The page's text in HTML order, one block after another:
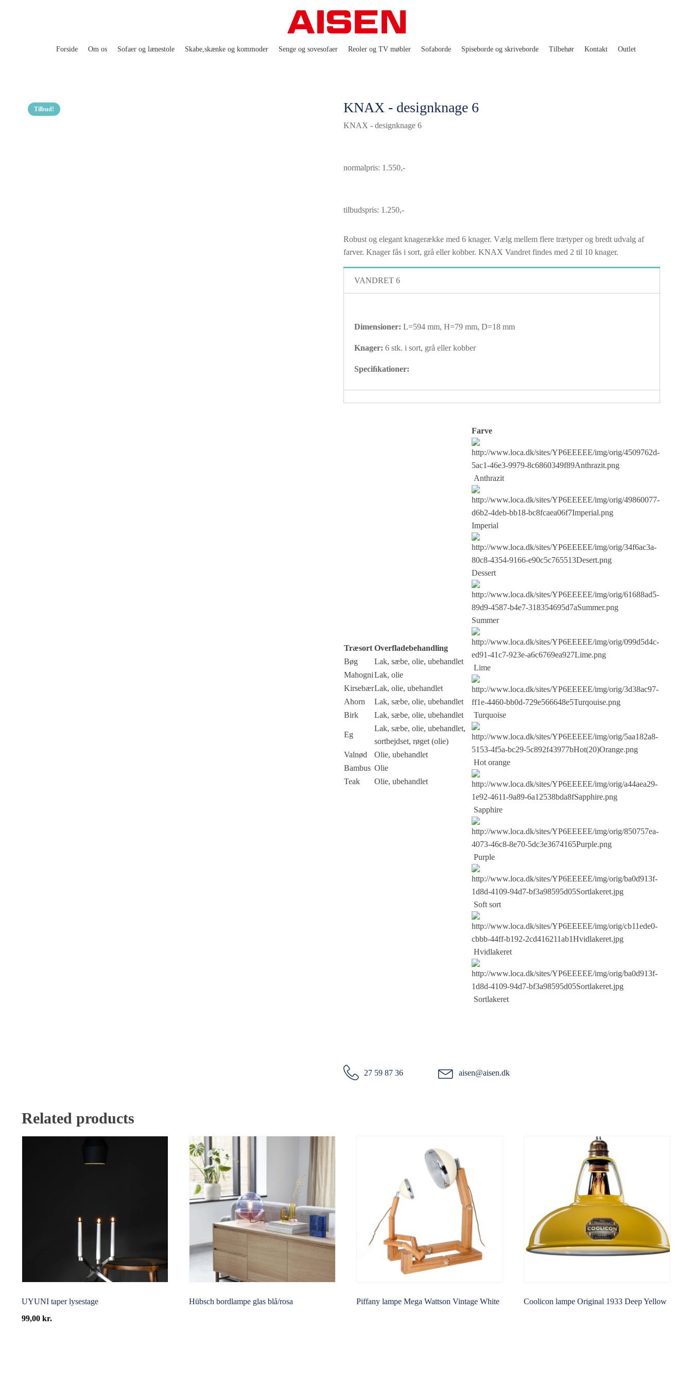
Forside Om os Sofaer og lænestole Skabe,skænke og kommoder Senge og sovesofaer Reoler og TV møbler Sofaborde Spiseborde og skriveborde Tilbehør Kontakt Outlet
Tilbud! KNAX - designknage 6
KNAX - designknage 6
normalpris: 1.550,-
tilbudspris: 1.250,-
Robust og elegant knagerække med 6 knager. Vælg mellem flere trætyper og bredt udvalg af
farver. Knager fås i sort, grå eller kobber. KNAX Vandret findes med 2 til 10 knager.
VANDRET 6
Dimensioner: L=594 mm, H=79 mm, D=18 mm
Knager: 6 stk. i sort, grå eller kobber
Speciﬁkationer:
Træsort Overfladebehandling
Bøg
Lak, sæbe, olie, ubehandlet
MahogniLak, olie
KirsebærLak, olie, ubehandlet
Ahorn
Lak, sæbe, olie, ubehandlet
Birk
Lak, sæbe, olie, ubehandlet
Eg
Lak, sæbe, olie, ubehandlet,
sortbejdset, røget (olie)
Valnød
Olie, ubehandlet
Bambus Olie
Teak
Olie, ubehandlet
Farve
Anthrazit
Imperial
Dessert
Summer
Lime
Turquoise
Hot orange
Sapphire
Purple
Soft sort
Hvidlakeret
Sortlakeret
27 59 87 36 aisen@aisen.dk
Related products
UYUNI taper lysestage
99,00 kr.
Hübsch bordlampe glas blå/rosa Piffany lampe Mega Wattson Vintage White Coolicon lampe Original 1933 Deep Yellow